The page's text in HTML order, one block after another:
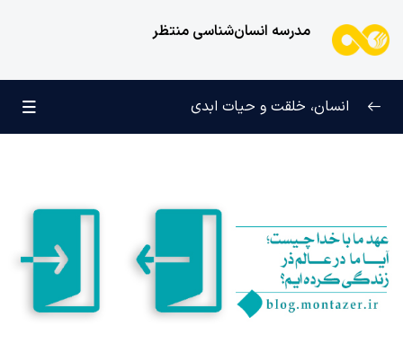
مدرسه انسان‌شناسی منتظر
چرا آفریده شده‌ایم؟
راز شادی و آرامش پایدار
انسان، خلقت و حیات ابدی